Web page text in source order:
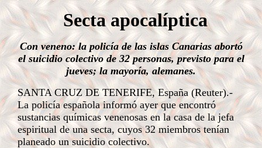
Secta apocalíptica
Con veneno: la policía de las islas Canarias abortó
el suicidio colectivo de 32 personas, previsto para el
jueves; la mayoría, alemanes.
SANTA CRUZ DE TENERIFE, España (Reuter).-
La policía española informó ayer que encontró
sustancias químicas venenosas en la casa de la jefa
espiritual de una secta, cuyos 32 miembros tenían
planeado un suicidio colectivo.